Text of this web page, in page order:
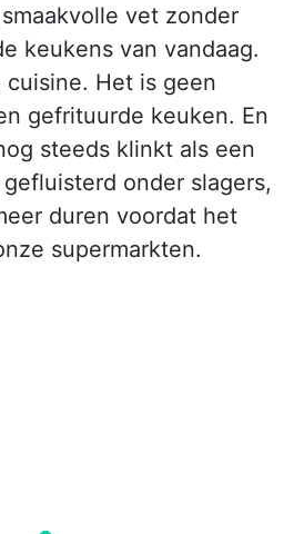
vet zonder
keukens van vandaag.
Het is geen
gefrituurde keuken. En
steeds klinkt als een
onder slagers,
duren voordat het
supermarkten.